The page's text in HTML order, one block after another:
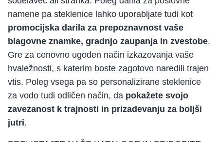
namene pa steklenice lahko uporabljate tudi kot
promocijska darila za prepoznavnost vaše
blagovne znamke, gradnjo zaupanja in zvestobe.
Gre za cenovno ugoden način izkazovanja vaše
hvaležnosti, s katerim boste zagotovo naredili trajen
vtis. Poleg vsega pa so personalizirane steklenice
za vodo tudi odličen način, da pokažete svojo
zavezanost k trajnosti in prizadevanju za boljši
jutri.